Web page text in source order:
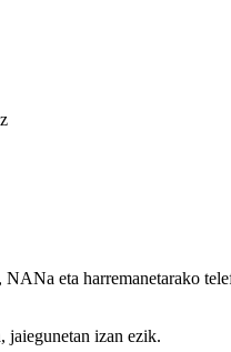
eta harremanetarako
jaiegunetan izan ezik.